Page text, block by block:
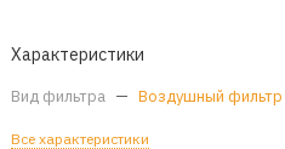
Характеристики
Вид фильтра — Воздушный фильтр
Все характеристики